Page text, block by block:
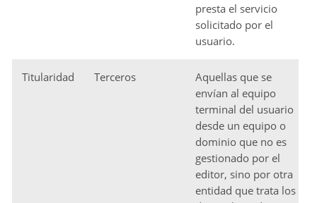
presta el servicio
solicitado por el
usuario.
Titularidad Terceros
Aquellas que se
envían al equipo
terminal del usuario
desde un equipo o
dominio que no es
gestionado por el
editor, sino por otra
entidad que trata los